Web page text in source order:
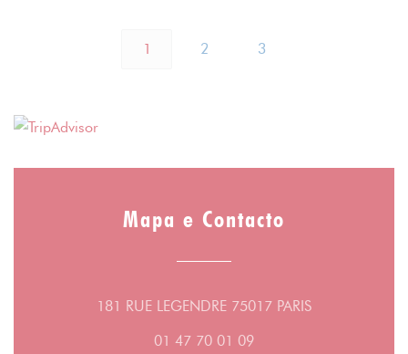
1 2 3
Mapa e Contacto
181 RUE LEGENDRE 75017 PARIS((abre numa
01 47 70 01 09